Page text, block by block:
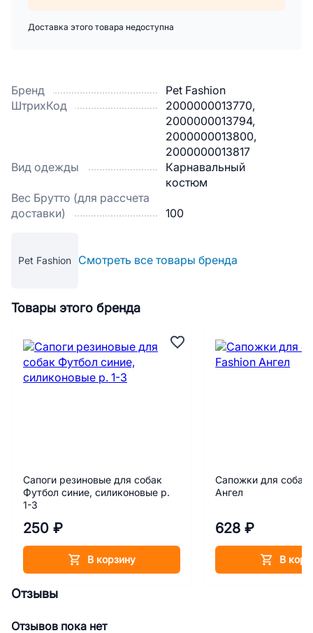
Бренд
Pet Fashion
ШтрихКод
2000000013770,
2000000013794,
2000000013800,
2000000013817
Вид одежды
Карнавальный
костюм
Вес Брутто (для рассчета
доставки)
100
Pet Fashion Смотреть все товары бренда
Доставка этого товара недоступна
Товары этого бренда
Сапоги резиновые для собак
Футбол синие, силиконовые р.
1-3
250 ₽
В корзину
Сапожки для собак
Ангел
628 ₽
В
Отзывы
Отзывов пока нет